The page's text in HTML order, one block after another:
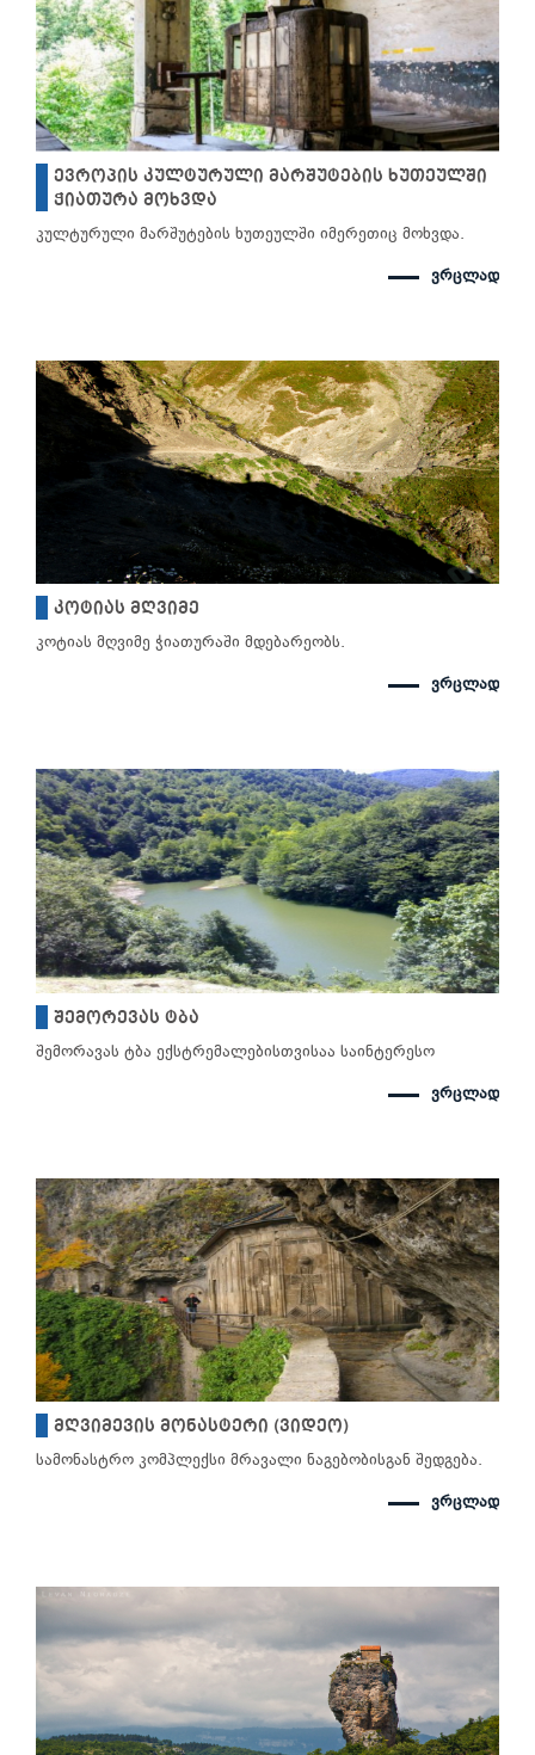
ევროპის კულტურული მარშუტების ხუთეულში
ჭიათურა მოხვდა
კულტურული მარშუტების ხუთეულში იმერეთიც მოხვდა.
ვრცლად
კოტიას მღვიმე
კოტიას მღვიმე ჭიათურაში მდებარეობს.
ვრცლად
შემორევას ტბა
შემორავას ტბა ექსტრემალებისთვისაა საინტერესო
ვრცლად
მღვიმევის მონასტერი (ვიდეო)
სამონასტრო კომპლექსი მრავალი ნაგებობისგან შედგება.
ვრცლად